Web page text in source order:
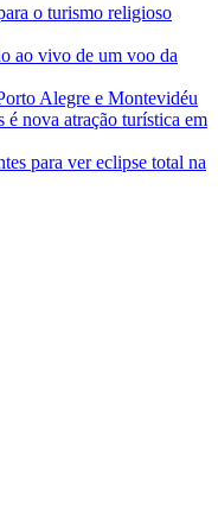
o turismo religioso
ao vivo de um voo da
Alegre e Montevidéu
nova atração turística em
para ver eclipse total na